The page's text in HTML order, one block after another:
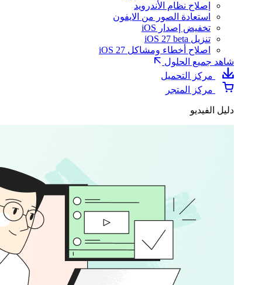
إصلاح نظام الأندرويد
استعادة الصور من الايفون
تخفيض إصدار iOS
تنزيل iOS 27 beta
اصلاح أخطاء ومشاكل iOS 27
شاهد جميع الحلول
مركز التحميل
مركز المتجر
دليل الفيديو